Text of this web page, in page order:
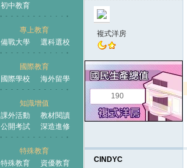
初中教育
專上教育
備戰大學
選科選校
國際教育
國際學校
海外留學
知識增值
課外活動
教材閱讀
公開考試
深造進修
特殊教育
特殊教育
資優教育
複式洋房
190
CINDYC